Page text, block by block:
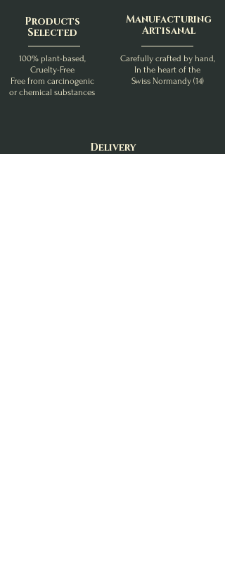
Products
Selected
100% plant-based,
Cruelty-Free
Free from carcinogenic
or chemical substances
Manufacturing
Artisanal
Carefully crafted by hand,
In the heart of the
Swiss Normandy (14)
Delivery